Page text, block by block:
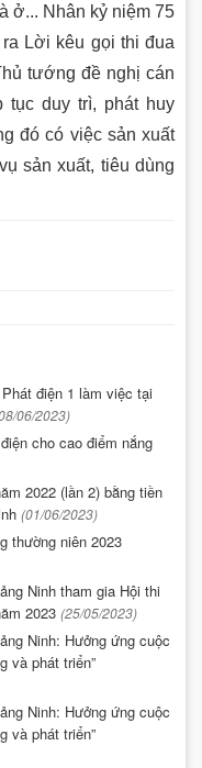
ở... Nhân kỷ niệm 75
Lời kêu gọi thi đua
tướng đề nghị cán
tục duy trì, phát huy
đó có việc sản xuất
sản xuất, tiêu dùng
điện 1 làm việc tại
06/2023)
cho cao điểm nắng
2022 (lần 2) bằng tiền
(01/06/2023)
thường niên 2023
Ninh tham gia Hội thi
2023 (25/05/2023)
Ninh: Hưởng ứng cuộc
và phát triển”
Ninh: Hưởng ứng cuộc
và phát triển”